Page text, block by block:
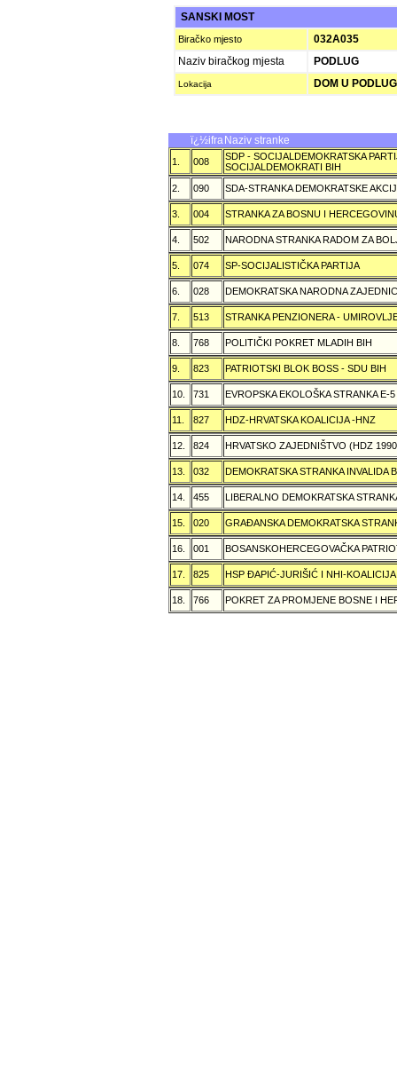
SANSKI MOST
Biračko mjesto
032A035
Naziv biračkog mjesta
PODLUG
Lokacija DOM U
ï¿½ifra Naziv stranke
1. 008
SDP - SOCIJALDEMOKRATSKA
SOCIJALDEMOKRATI BIH
2.
090 SDA-STRANKA DEMOKRATSKE
3. 004 STRANKA ZA BOSNU I
4. 502 NARODNA STRANKA RADOM ZA
5. 074 SP-SOCIJALISTIČKA PARTIJA
6. 028 DEMOKRATSKA NARODNA
7. 513 STRANKA PENZIONERA -
8. 768 POLITIČKI POKRET MLADIH BIH
9. 823 PATRIOTSKI BLOK BOSS - SDU BIH
10. 731 EVROPSKA EKOLOŠKA STRANKA E-5
11. 827 HDZ-HRVATSKA KOALICIJA -HNZ
12. 824 HRVATSKO ZAJEDNIŠTVO (HDZ
13. 032 DEMOKRATSKA STRANKA INVALIDA
14. 455 LIBERALNO DEMOKRATSKA
15. 020 GRAÐANSKA DEMOKRATSKA
16. 001 BOSANSKOHERCEGOVAČKA
17. 825 HSP ÐAPIĆ-JURIŠIĆ I NHI-
18. 766 POKRET ZA PROMJENE BOSNE I